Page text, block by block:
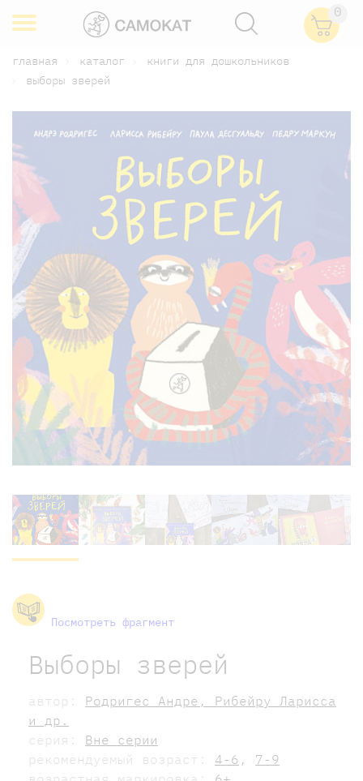
0
главная каталог
книги для дошкольников
выборы зверей
Посмотреть фрагмент
Выборы зверей
автор: Родригес Андре, Рибейру Ларисса
и др.
серия: Вне серии
рекомендуемый возраст: 4-6 , 7-9